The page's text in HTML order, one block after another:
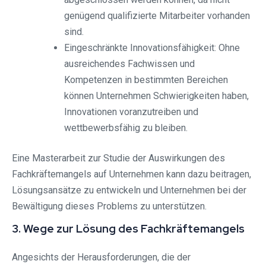
genügend qualifizierte Mitarbeiter vorhanden
sind.
Eingeschränkte Innovationsfähigkeit: Ohne
ausreichendes Fachwissen und
Kompetenzen in bestimmten Bereichen
können Unternehmen Schwierigkeiten haben,
Innovationen voranzutreiben und
wettbewerbsfähig zu bleiben.
Eine Masterarbeit zur Studie der Auswirkungen des
Fachkräftemangels auf Unternehmen kann dazu beitragen,
Lösungsansätze zu entwickeln und Unternehmen bei der
Bewältigung dieses Problems zu unterstützen.
3. Wege zur Lösung des Fachkräftemangels
Angesichts der Herausforderungen, die der